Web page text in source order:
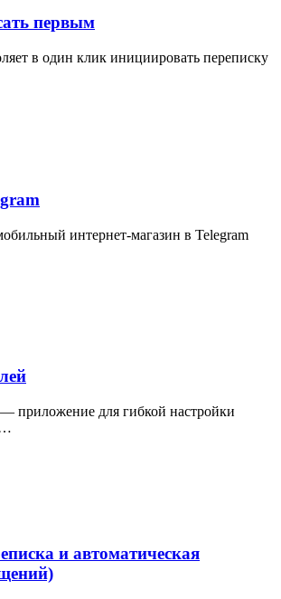
первым
в один клик инициировать переписку
интернет-магазин в Telegram
приложение для гибкой настройки
и автоматическая